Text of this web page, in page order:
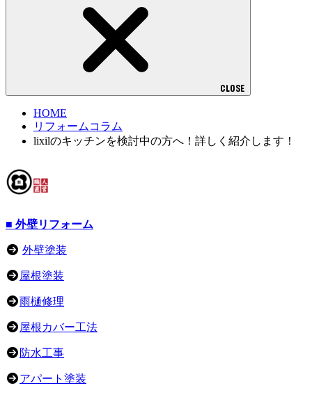
CLOSE
HOME
リフォームコラム
lixilのキッチンを検討中の方へ！詳しく紹介します！
■ 外壁リフォーム
外壁塗装
屋根塗装
雨樋修理
屋根カバー工法
防水工事
アパート塗装